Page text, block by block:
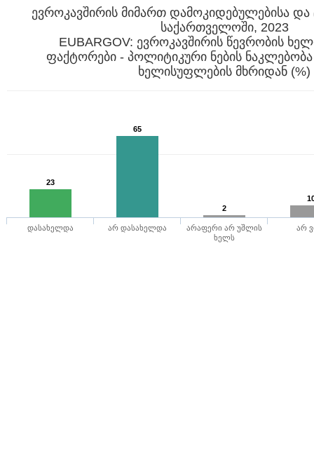
ევროკავშირის მიმართ დამოკიდებულებისა და
საქართველოში, 2023
EUBARGOV: ევროკავშირის წევრობის
ფაქტორები - პოლიტიკური ნების
ხელისუფლების მხრიდან (%)
23
65
2
დასახელდა არ დასახელდა
არაფერი არ უშლის
ხელს
არ